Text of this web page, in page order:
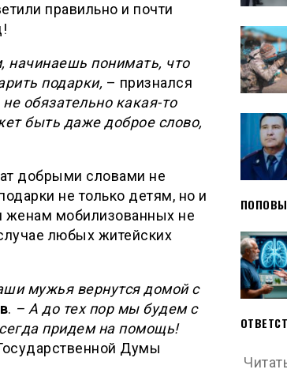
правильно и почти
начинаешь понимать, что
подарки, – признался
обязательно какая-то
быть даже доброе слово,
добрыми словами не
не только детям, но и
мобилизованных не
любых житейских
мужья вернутся домой с
. – А до тех пор мы будем с
придем на помощь!
Думы